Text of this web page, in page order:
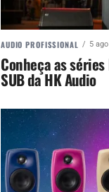
AUDIO PROFISSIONAL 5
Conheça as séries
SUB da HK Audio